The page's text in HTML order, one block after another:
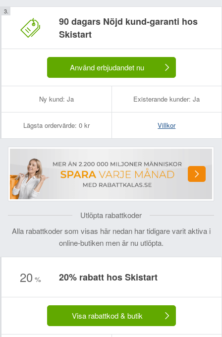
90 dagars Nöjd kund-garanti hos
Skistart
Använd erbjudandet nu
Ny kund: Ja Existerande kunder: Ja
Lägsta ordervärde: 0 kr Villkor
Utlöpta rabattkoder
Alla rabattkoder som visas här nedan har tidigare varit aktiva i
online-butiken men är nu utlöpta.
20 % 20% rabatt hos Skistart
Visa rabattkod & butik